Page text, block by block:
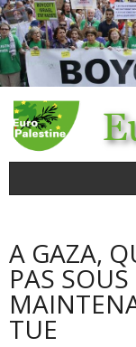
POUR AGIR
AGENDA
A GAZA,
PAS
TUE